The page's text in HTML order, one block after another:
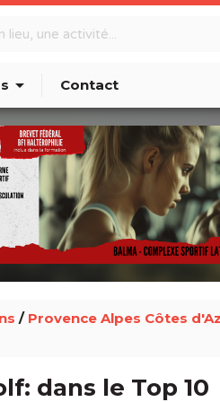
arrow_drop_down Contact
/ Provence Alpes Côtes
dans le Top 10